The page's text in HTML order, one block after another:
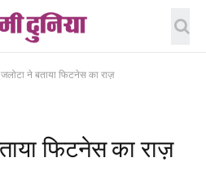
ने बताया फिटनेस का राज़
फिटनेस का राज़